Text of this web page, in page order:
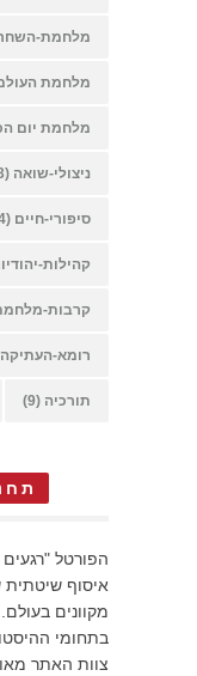
מלחמת-
מלחמת
מלחמת יום
ניצולי-שואה (13)
סיפורי-חיים (24)
קהילות-
קרבות-
רומא-העתיקה
תורכיה (9)
הפורטל
איסוף שיטתית
מקוונים
בתחומי
צוות האתר